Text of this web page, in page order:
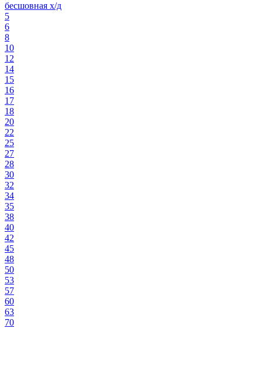
бесшовная х/д
5
6
8
10
12
14
15
16
17
18
20
22
25
27
28
30
32
34
35
38
40
42
45
48
50
53
57
60
63
70